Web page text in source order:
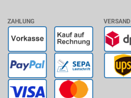
ZAHLUNG VERSAND